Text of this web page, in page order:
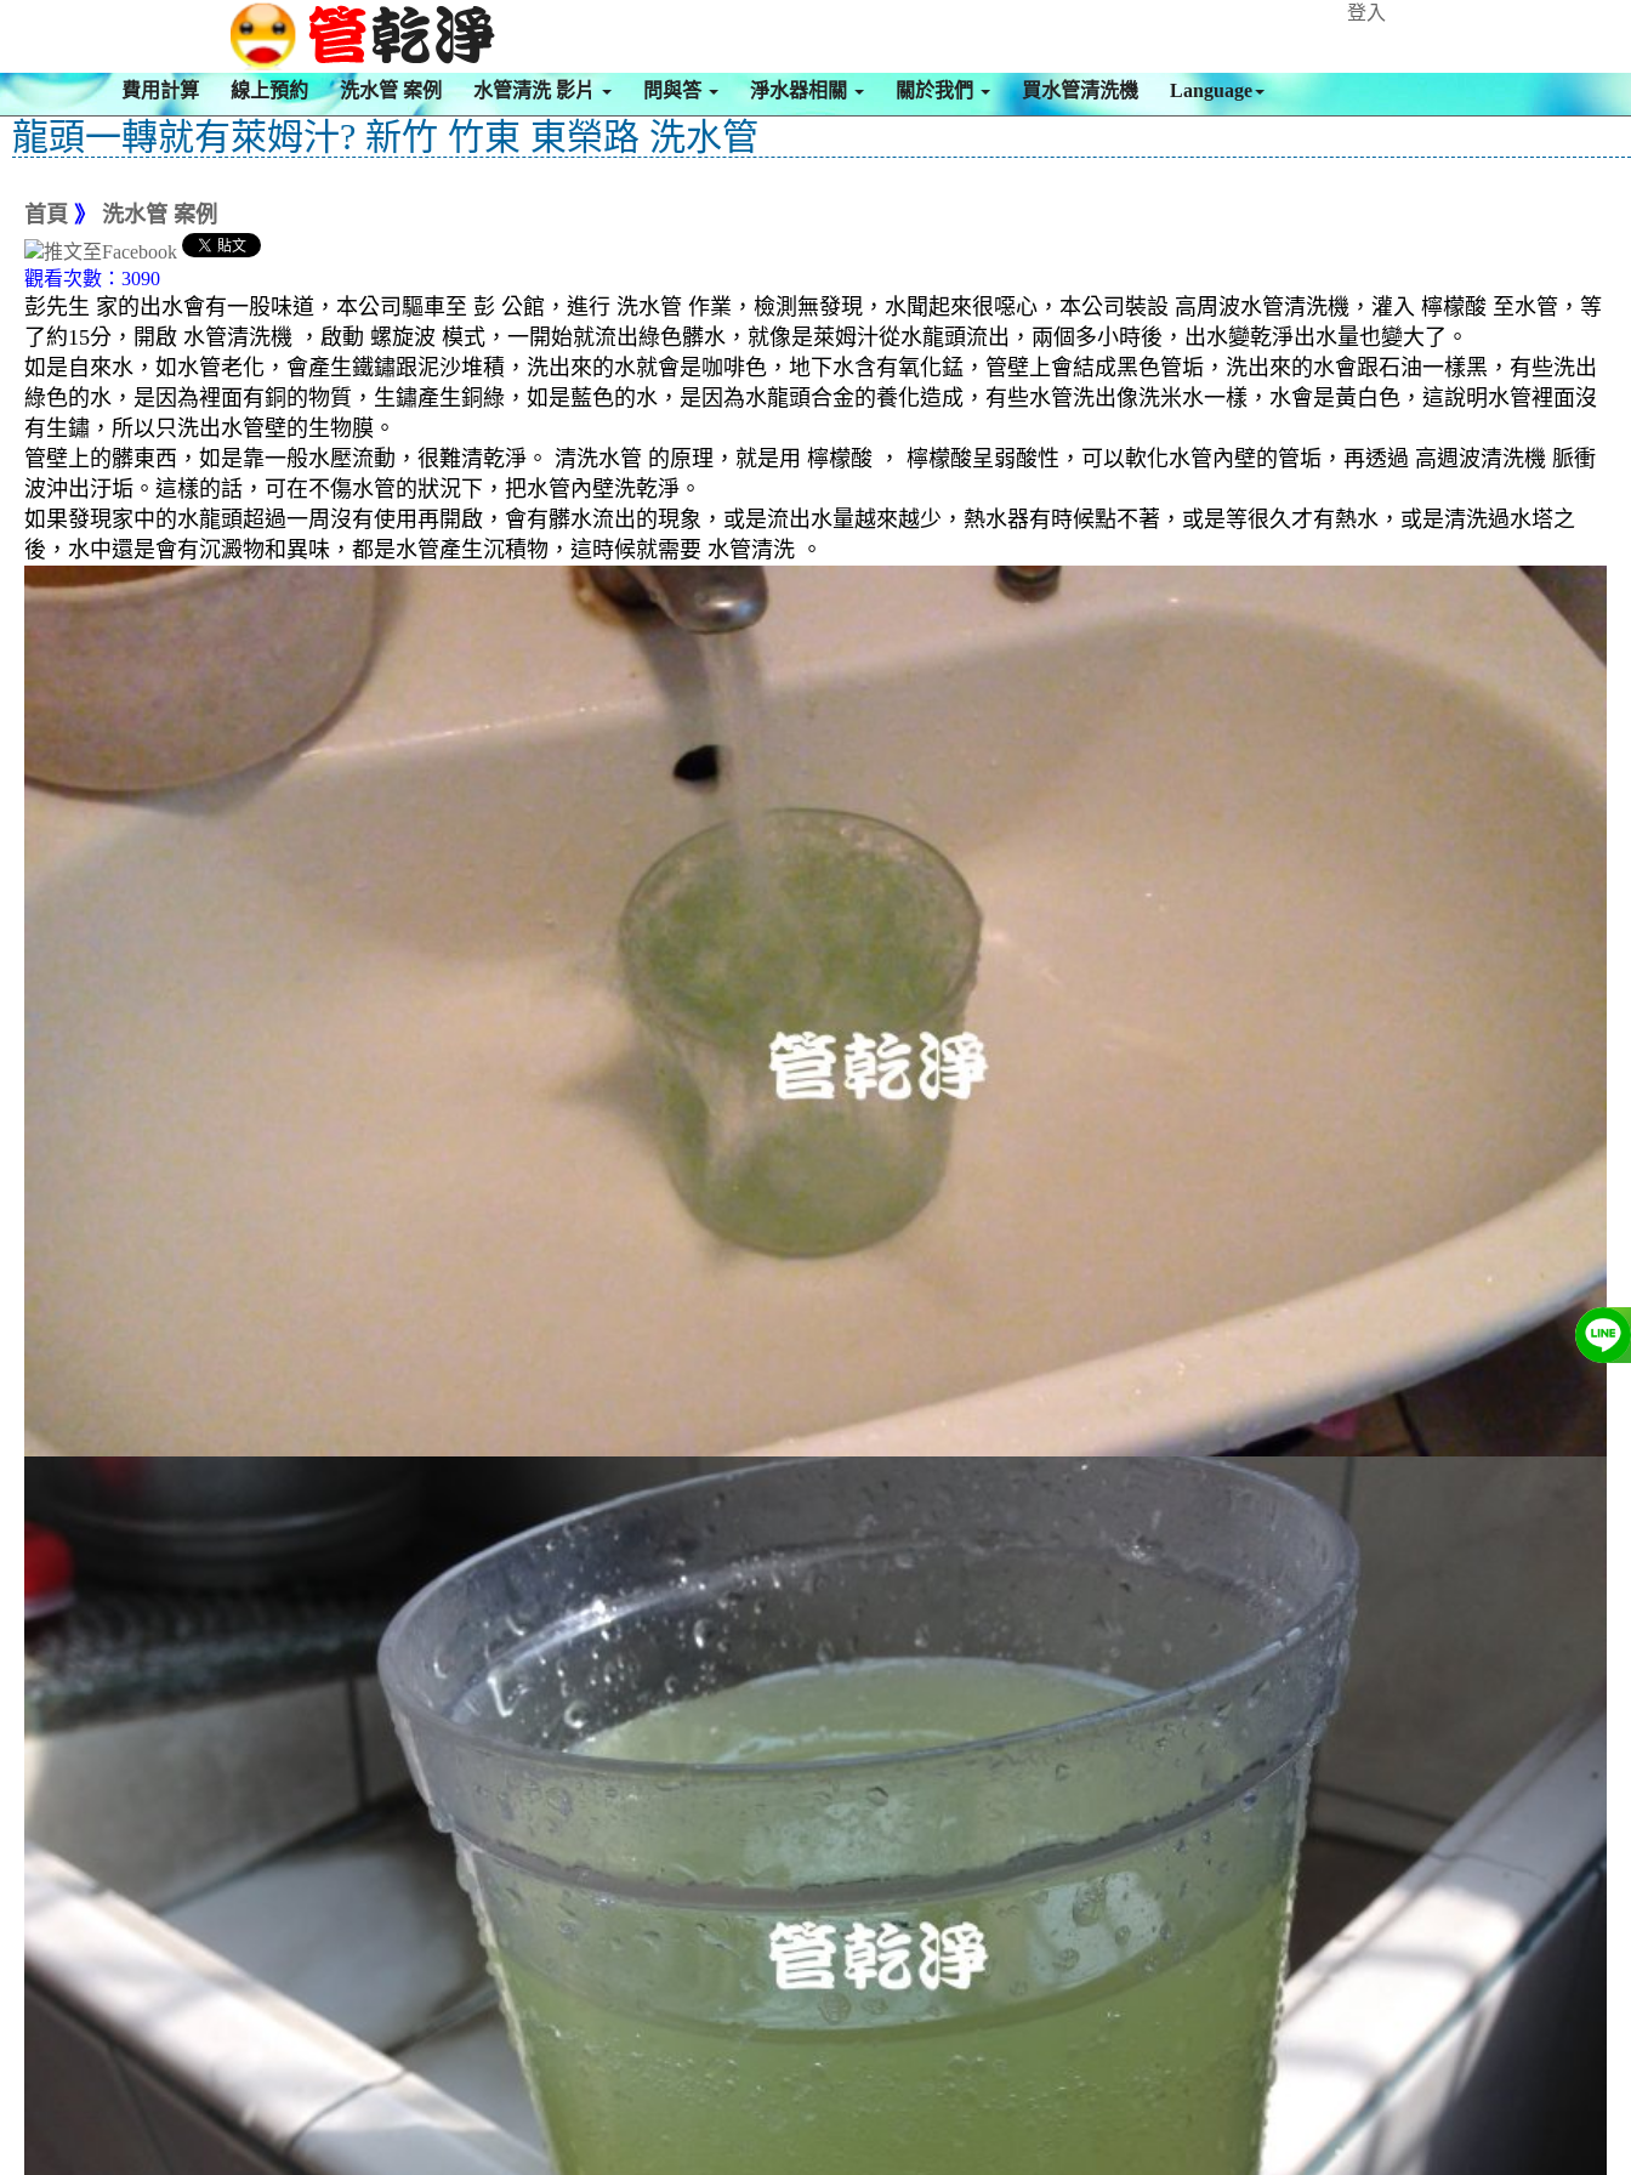
登入
費用計算 線上預約 洗水管 案例 水管清洗 影片 問與答 淨水器相關 關於我們 買水管清洗機 Language
龍頭一轉就有萊姆汁? 新竹 竹東 東榮路 洗水管
首頁 》 洗水管 案例
觀看次數：3090
彭先生 家的出水會有一股味道，本公司驅車至 彭 公館，進行 洗水管 作業，檢測無發現，水聞起來很噁心，本公司裝設 高周波水管清洗機，灌入 檸檬酸 至水管，等
了約15分，開啟 水管清洗機 ，啟動 螺旋波 模式，一開始就流出綠色髒水，就像是萊姆汁從水龍頭流出，兩個多小時後，出水變乾淨出水量也變大了。
如是自來水，如水管老化，會產生鐵鏽跟泥沙堆積，洗出來的水就會是咖啡色，地下水含有氧化錳，管壁上會結成黑色管垢，洗出來的水會跟石油一樣黑，有些洗出
綠色的水，是因為裡面有銅的物質，生鏽產生銅綠，如是藍色的水，是因為水龍頭合金的養化造成，有些水管洗出像洗米水一樣，水會是黃白色，這說明水管裡面沒
有生鏽，所以只洗出水管壁的生物膜。
管壁上的髒東西，如是靠一般水壓流動，很難清乾淨。 清洗水管 的原理，就是用 檸檬酸 ， 檸檬酸呈弱酸性，可以軟化水管內壁的管垢，再透過 高週波清洗機 脈衝
波沖出汙垢。這樣的話，可在不傷水管的狀況下，把水管內壁洗乾淨。
如果發現家中的水龍頭超過一周沒有使用再開啟，會有髒水流出的現象，或是流出水量越來越少，熱水器有時候點不著，或是等很久才有熱水，或是清洗過水塔之
後，水中還是會有沉澱物和異味，都是水管產生沉積物，這時候就需要 水管清洗 。